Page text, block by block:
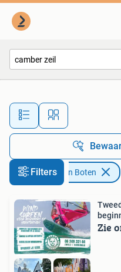
Alle
Filters
Watersport en Boten
Zie